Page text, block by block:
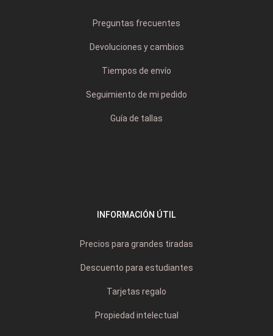
Preguntas frecuentes
Devoluciones y cambios
Tiempos de envío
Seguimiento de mi pedido
Guía de tallas
INFORMACIÓN ÚTIL
Precios para grandes tiradas
Descuento para estudiantes
Tarjetas regalo
Propiedad intelectual